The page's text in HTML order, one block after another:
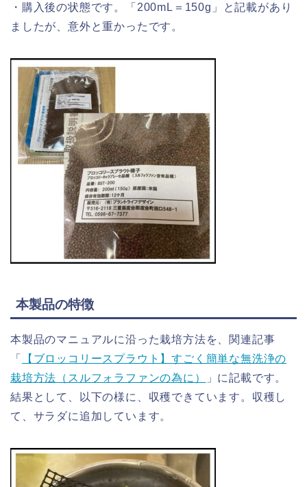
・購入後の状態です。「200mL＝150g」と記載があり
ましたが、意外と重かったです。
本製品の特徴
本製品のマニュアルに沿った栽培方法を、関連記事
「
【ブロッコリースプラウト】すごく簡単な無洗浄の
栽培方法（スルフォラファンの為に）
」に記載です。
結果として、以下の様に、収穫できています。収穫し
て、サラダに追加しています。